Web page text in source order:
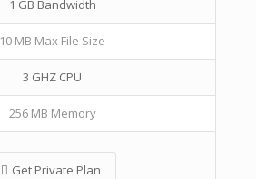
1 GB Bandwidth
10 MB Max File Size
3 GHZ CPU
256 MB Memory
Get Private Plan